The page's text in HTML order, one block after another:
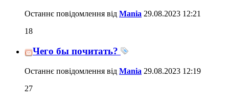
Останнє повідомлення від Mania 29.08.2023 12:21
18
Чего бы почитать?
Останнє повідомлення від Mania 29.08.2023 12:19
27